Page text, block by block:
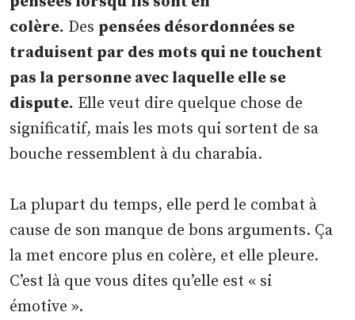
colère. Des pensées désordonnées se
traduisent par des mots qui ne touchent
pas la personne avec laquelle elle se
dispute. Elle veut dire quelque chose de
significatif, mais les mots qui sortent de sa
bouche ressemblent à du charabia.
La plupart du temps, elle perd le combat à
cause de son manque de bons arguments. Ça
la met encore plus en colère, et elle pleure.
C’est là que vous dites qu’elle est « si
émotive ».